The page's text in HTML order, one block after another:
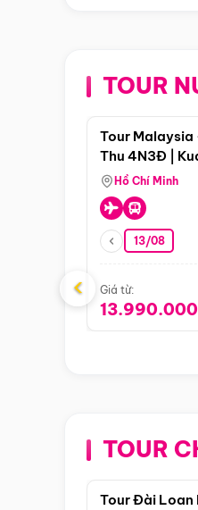
TOUR
Tour Malaysia
Thu 4N3Đ |
Malacca -
Singapore
Hồ Chí Minh
13/08
Giá từ:
‹
TOUR
Tour Đài Loan